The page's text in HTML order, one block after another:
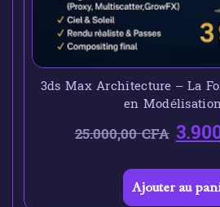
3ds Max Architecture – La
en
25.000,00CFA
Ajouter au